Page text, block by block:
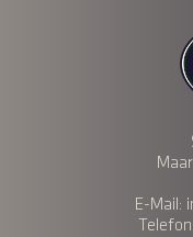
E-Mail: